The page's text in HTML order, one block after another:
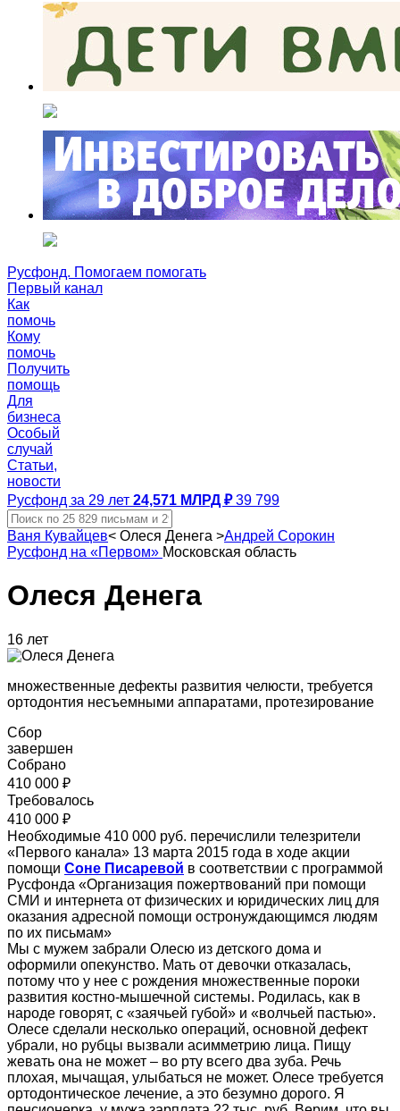
Русфонд. Помогаем помогать
Первый канал
Как
помочь
Кому
помочь
Получить
помощь
Для
бизнеса
Особый
случай
Статьи,
новости
Русфонд за 29 лет 24,571 МЛРД ₽ 39 799
Ваня Кувайцев< Олеся Денега >Андрей Сорокин
Русфонд на «Первом» Московская область
Олеся Денега
16 лет
множественные дефекты развития челюсти, требуется
ортодонтия несъемными аппаратами, протезирование
Сбор
завершен
Собрано
410 000 ₽
Требовалось
410 000 ₽
Необходимые 410 000 руб. перечислили телезрители
«Первого канала» 13 марта 2015 года в ходе акции
помощи Соне Писаревой в соответствии с программой
Русфонда «Организация пожертвований при помощи
СМИ и интернета от физических и юридических лиц для
оказания адресной помощи остронуждающимся людям
по их письмам»
Мы с мужем забрали Олесю из детского дома и
оформили опекунство. Мать от девочки отказалась,
потому что у нее с рождения множественные пороки
развития костно-мышечной системы. Родилась, как в
народе говорят, с «заячьей губой» и «волчьей пастью».
Олесе сделали несколько операций, основной дефект
убрали, но рубцы вызвали асимметрию лица. Пищу
жевать она не может – во рту всего два зуба. Речь
плохая, мычащая, улыбаться не может. Олесе требуется
ортодонтическое лечение, а это безумно дорого. Я